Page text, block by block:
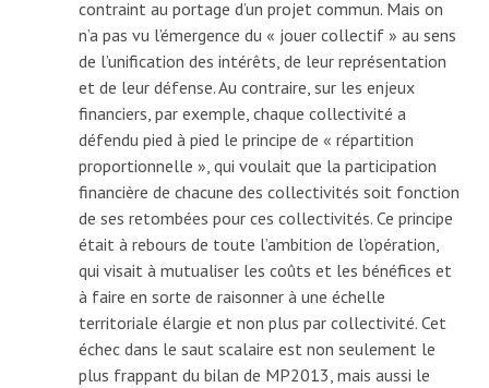
contraint au portage d’un projet commun. Mais on
n’a pas vu l’émergence du « jouer collectif » au sens
de l’unification des intérêts, de leur représentation
et de leur défense. Au contraire, sur les enjeux
financiers, par exemple, chaque collectivité a
défendu pied à pied le principe de « répartition
proportionnelle », qui voulait que la participation
financière de chacune des collectivités soit fonction
de ses retombées pour ces collectivités. Ce principe
était à rebours de toute l’ambition de l’opération,
qui visait à mutualiser les coûts et les bénéfices et
à faire en sorte de raisonner à une échelle
territoriale élargie et non plus par collectivité. Cet
échec dans le saut scalaire est non seulement le
plus frappant du bilan de MP2013, mais aussi le